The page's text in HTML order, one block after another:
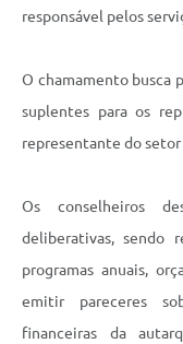
responsável pelos
O chamamento busca
suplentes para os
representante do
Os conselheiros
deliberativas, sendo
programas anuais,
emitir pareceres
financeiras da